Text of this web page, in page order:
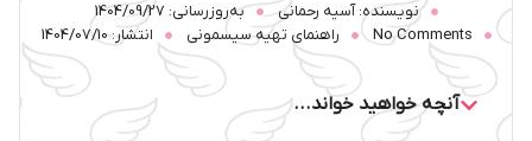
نویسنده:آسیه رحمانی
به‌روزرسانی: 1404/09/27
No Comments
راهنمای تهیه سیسمونی انتشار:1404/07/10
آنچه خواهید خواند...